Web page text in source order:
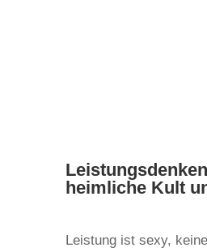
heimliche Kult
Leistung ist sexy,